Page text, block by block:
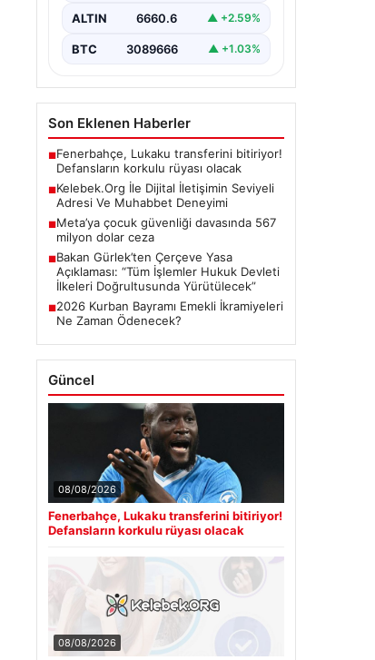
etmektedir. Günümüzde…
ALTIN 6660.6 ▲ +2.59%
BTC 3089666 ▲ +1.03%
Son Eklenen Haberler
■Fenerbahçe, Lukaku transferini bitiriyor!
Defansların korkulu rüyası olacak
■Kelebek.Org İle Dijital İletişimin Seviyeli
Adresi Ve Muhabbet Deneyimi
■Meta’ya çocuk güvenliği davasında 567
milyon dolar ceza
■Bakan Gürlek’ten Çerçeve Yasa
Açıklaması: “Tüm İşlemler Hukuk Devleti
İlkeleri Doğrultusunda Yürütülecek”
■2026 Kurban Bayramı Emekli İkramiyeleri
Ne Zaman Ödenecek?
Güncel
08/08/2026
Fenerbahçe, Lukaku transferini bitiriyor!
Defansların korkulu rüyası olacak
08/08/2026